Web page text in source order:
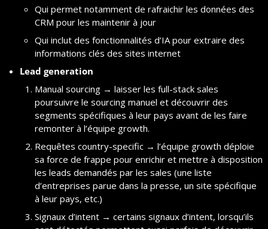
Qui permet notamment de rafraichir les données des
CRM pour les maintenir à jour
Qui inclut des fonctionnalités d’IA pour extraire des
informations clés des sites internet
Lead generation
Manual sourcing → laisser les full-stack sales
poursuivre le sourcing manuel et découvrir des
segments spécifiques à leur pays avant de les faire
remonter à l’équipe growth.
Requêtes country-specific → l’équipe growth déploie
sa force de frappe pour enrichir et mettre à disposition
les leads demandés par les sales (une liste
d’entreprises parue dans la presse, un site spécifique
à leur pays, etc.)
Signaux d’intent → certains signaux d’intent, lorsqu’ils